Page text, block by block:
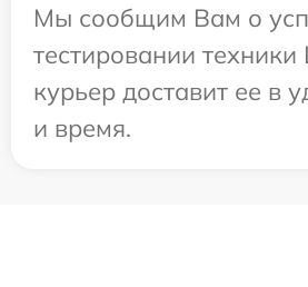
Мы сообщим Вам о
тестировании техники
курьер доставит ее в
и время.